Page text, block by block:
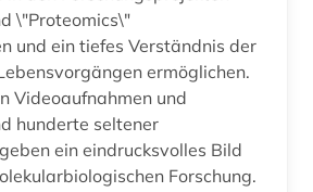
\"Proteomics\"
und ein tiefes Verständnis der
ermöglichen.
Videoaufnahmen und
hunderte seltener
ein eindrucksvolles Bild
Forschung.